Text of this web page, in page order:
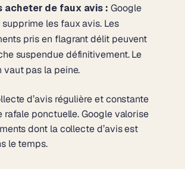
acheter de faux avis : Google
les faux avis. Les
pris en flagrant délit peuvent
suspendue définitivement. Le
vaut pas la peine.
d’avis régulière et constante
rafale ponctuelle. Google valorise
dont la collecte d’avis est
le temps.